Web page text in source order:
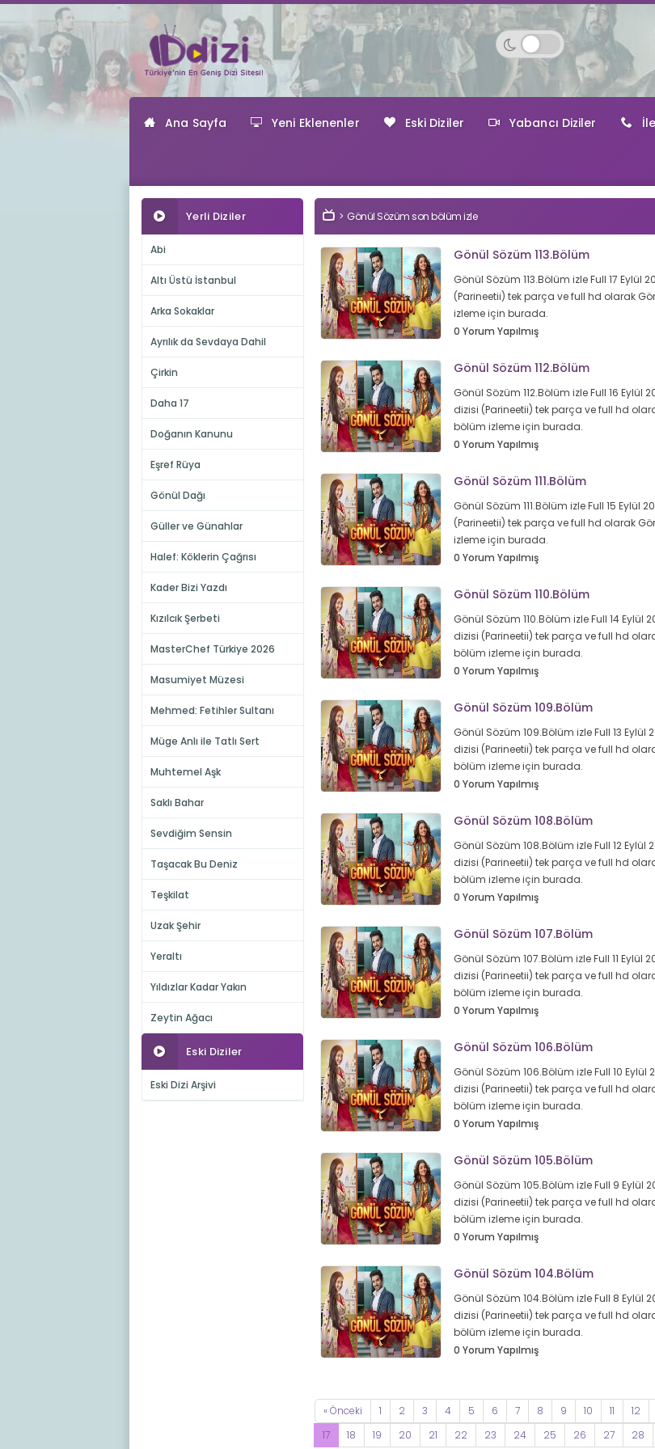
Ana Sayfa Yeni Eklenenler Eski Diziler Yabancı Diziler
Yerli Diziler
Abi
Altı Üstü İstanbul
Arka Sokaklar
Ayrılık da Sevdaya Dahil
Çirkin
Daha 17
Doğanın Kanunu
Eşref Rüya
Gönül Dağı
Güller ve Günahlar
Halef: Köklerin Çağrısı
Kader Bizi Yazdı
Kızılcık Şerbeti
MasterChef Türkiye 2026
Masumiyet Müzesi
Mehmed: Fetihler Sultanı
Müge Anlı ile Tatlı Sert
Muhtemel Aşk
Saklı Bahar
Sevdiğim Sensin
Taşacak Bu Deniz
Teşkilat
Uzak Şehir
Yeraltı
Yıldızlar Kadar Yakın
Zeytin Ağacı
Eski Diziler
Eski Dizi Arşivi
Gönül Sözüm son bölüm izle
Gönül Sözüm 113.Bölüm
Gönül Sözüm 113.Bölüm izle Full 17 Eylül
(Parineetii) tek parça ve full hd olarak
izleme için burada.
0 Yorum Yapılmış
Gönül Sözüm 112.Bölüm
Gönül Sözüm 112.Bölüm izle Full 16 Eylül
dizisi (Parineetii) tek parça ve full hd
bölüm izleme için burada.
0 Yorum Yapılmış
Gönül Sözüm 111.Bölüm
Gönül Sözüm 111.Bölüm izle Full 15 Eylül
(Parineetii) tek parça ve full hd olarak
izleme için burada.
0 Yorum Yapılmış
Gönül Sözüm 110.Bölüm
Gönül Sözüm 110.Bölüm izle Full 14 Eylül
dizisi (Parineetii) tek parça ve full hd
bölüm izleme için burada.
0 Yorum Yapılmış
Gönül Sözüm 109.Bölüm
Gönül Sözüm 109.Bölüm izle Full 13 Eylül
dizisi (Parineetii) tek parça ve full hd
bölüm izleme için burada.
0 Yorum Yapılmış
Gönül Sözüm 108.Bölüm
Gönül Sözüm 108.Bölüm izle Full 12 Eylül
dizisi (Parineetii) tek parça ve full hd
bölüm izleme için burada.
0 Yorum Yapılmış
Gönül Sözüm 107.Bölüm
Gönül Sözüm 107.Bölüm izle Full 11 Eylül
dizisi (Parineetii) tek parça ve full hd
bölüm izleme için burada.
0 Yorum Yapılmış
Gönül Sözüm 106.Bölüm
Gönül Sözüm 106.Bölüm izle Full 10 Eylül
dizisi (Parineetii) tek parça ve full hd
bölüm izleme için burada.
0 Yorum Yapılmış
Gönül Sözüm 105.Bölüm
Gönül Sözüm 105.Bölüm izle Full 9 Eylül
dizisi (Parineetii) tek parça ve full hd
bölüm izleme için burada.
0 Yorum Yapılmış
Gönül Sözüm 104.Bölüm
Gönül Sözüm 104.Bölüm izle Full 8 Eylül
dizisi (Parineetii) tek parça ve full hd
bölüm izleme için burada.
0 Yorum Yapılmış
« Önceki 1 2 3 4 5 6 7 8 9 10 11 12
17
18 19 20 21 22 23 24 25 26 27 28